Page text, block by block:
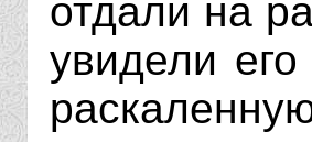
отдали на
увидели